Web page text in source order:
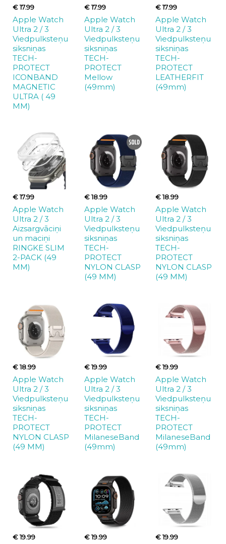
€ 17.99
Apple Watch
Ultra 2 / 3
Viedpulksteņu
siksniņas
TECH-
PROTECT
ICONBAND
MAGNETIC
ULTRA ( 49
MM)
€ 17.99
Apple Watch
Ultra 2 / 3
Viedpulksteņu
siksniņas
TECH-
PROTECT
Mellow
(49mm)
€ 17.99
Apple Watch
Ultra 2 / 3
Viedpulksteņu
siksniņas
TECH-
PROTECT
LEATHERFIT
(49mm)
€ 17.99
Apple Watch
Ultra 2 / 3
Aizsargvāciņi
un maciņi
RINGKE SLIM
2-PACK (49
MM)
€ 18.99
Apple Watch
Ultra 2 / 3
Viedpulksteņu
siksniņas
TECH-
PROTECT
NYLON CLASP
(49 MM)
€ 18.99
Apple Watch
Ultra 2 / 3
Viedpulksteņu
siksniņas
TECH-
PROTECT
NYLON CLASP
(49 MM)
€ 18.99
Apple Watch
Ultra 2 / 3
Viedpulksteņu
siksniņas
TECH-
PROTECT
NYLON CLASP
(49 MM)
€ 19.99
Apple Watch
Ultra 2 / 3
Viedpulksteņu
siksniņas
TECH-
PROTECT
MilaneseBand
(49mm)
€ 19.99
Apple Watch
Ultra 2 / 3
Viedpulksteņu
siksniņas
TECH-
PROTECT
MilaneseBand
(49mm)
€ 19.99 € 19.99 € 19.99